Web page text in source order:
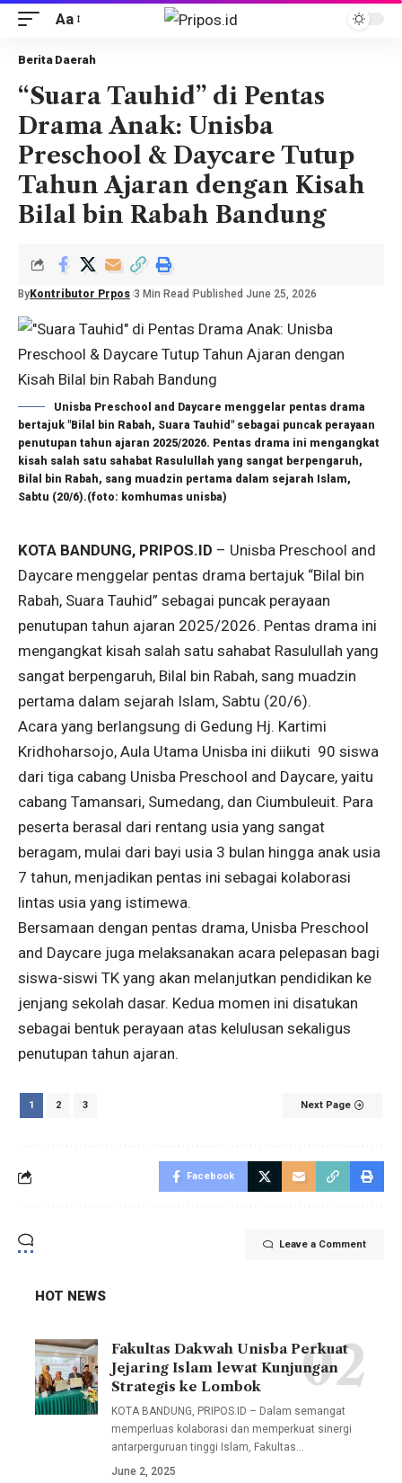
Aa
Berita Daerah
“Suara Tauhid” di Pentas
Drama Anak: Unisba
Preschool & Daycare Tutup
Tahun Ajaran dengan Kisah
Bilal bin Rabah Bandung
By Kontributor Prpos 3 Min Read Published June 25, 2026
Unisba Preschool and Daycare menggelar pentas drama
bertajuk "Bilal bin Rabah, Suara Tauhid" sebagai puncak perayaan
penutupan tahun ajaran 2025/2026. Pentas drama ini mengangkat
kisah salah satu sahabat Rasulullah yang sangat berpengaruh,
Bilal bin Rabah, sang muadzin pertama dalam sejarah Islam,
Sabtu (20/6).(foto: komhumas unisba)
KOTA BANDUNG, PRIPOS.ID – Unisba Preschool and
Daycare menggelar pentas drama bertajuk “Bilal bin
Rabah, Suara Tauhid” sebagai puncak perayaan
penutupan tahun ajaran 2025/2026. Pentas drama ini
mengangkat kisah salah satu sahabat Rasulullah yang
sangat berpengaruh, Bilal bin Rabah, sang muadzin
pertama dalam sejarah Islam, Sabtu (20/6).
Acara yang berlangsung di Gedung Hj. Kartimi
Kridhoharsojo, Aula Utama Unisba ini diikuti 90 siswa
dari tiga cabang Unisba Preschool and Daycare, yaitu
cabang Tamansari, Sumedang, dan Ciumbuleuit. Para
peserta berasal dari rentang usia yang sangat
beragam, mulai dari bayi usia 3 bulan hingga anak usia
7 tahun, menjadikan pentas ini sebagai kolaborasi
lintas usia yang istimewa.
Bersamaan dengan pentas drama, Unisba Preschool
and Daycare juga melaksanakan acara pelepasan bagi
siswa-siswi TK yang akan melanjutkan pendidikan ke
jenjang sekolah dasar. Kedua momen ini disatukan
sebagai bentuk perayaan atas kelulusan sekaligus
penutupan tahun ajaran.
1 2 3 Next Page
Facebook
Leave a Comment
HOT NEWS
Delegasi
Unisba
dalam
Fakultas Dakwah Unisba Perkuat
Jejaring Islam lewat Kunjungan
Strategis ke Lombok
KOTA BANDUNG, PRIPOS.ID – Dalam semangat
memperluas kolaborasi dan memperkuat sinergi
antarperguruan tinggi Islam, Fakultas…
June 2, 2025